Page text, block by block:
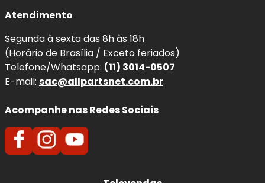
Atendimento
Segunda à sexta das 8h às 18h
(Horário de Brasília / Exceto feriados)
Telefone/Whatsapp: (11) 3014-0507
E-mail: sac@allpartsnet.com.br
Acompanhe nas Redes Sociais